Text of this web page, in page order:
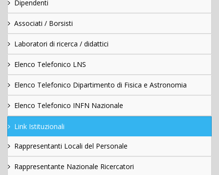
Dipendenti
Associati / Borsisti
Laboratori di ricerca / didattici
Elenco Telefonico LNS
Elenco Telefonico Dipartimento di Fisica e Astronomia
Elenco Telefonico INFN Nazionale
Link Istituzionali
Rappresentanti Locali del Personale
Rappresentante Nazionale Ricercatori